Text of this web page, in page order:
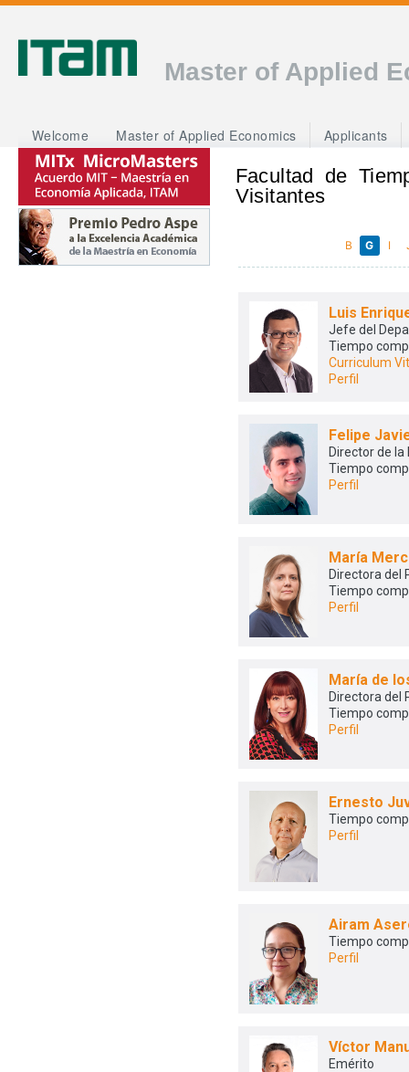
Master of Applied
Welcome Master of Applied Economics Applicants
Facultad de
Visitantes
B G I
Luis
Jefe del
Tiempo
Curriculum
Perfil
Felipe
Director de
Tiempo
Perfil
María
Directora del
Tiempo
Perfil
María de
Directora del
Tiempo
Perfil
Ernesto
Tiempo
Perfil
Airam
Tiempo
Perfil
Víctor
Emérito